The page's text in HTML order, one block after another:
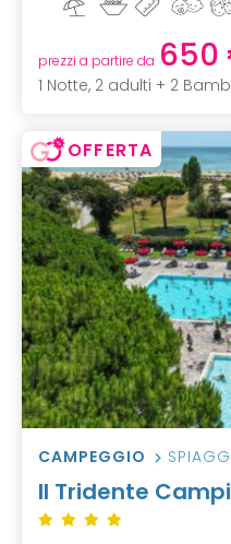
prezzi a partire da 650
1 Notte, 2 adulti + 2
OFFERTA
CAMPEGGIO
Il Tridente